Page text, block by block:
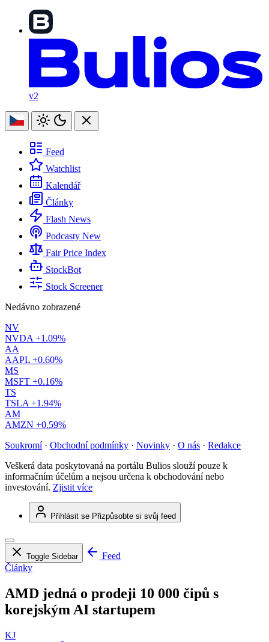
v2
Feed
Watchlist
Kalendář
Články
Flash News
Podcasty New
Fair Price Index
StockBot
Stock Screener
Nedávno zobrazené
NV
NVDA +1.09%
AA
AAPL +0.60%
MS
MSFT +0.16%
TS
TSLA +1.94%
AM
AMZN +0.59%
Soukromí · Obchodní podmínky · Novinky · O nás · Redakce
Veškerá data poskytovaná na portálu Bulios slouží pouze k
informačním účelům a nejsou určena k obchodování nebo
investování. Zjistit více
Přihlásit se Přizpůsobte si svůj feed
Toggle Sidebar
Feed
Články
AMD jedná o prodeji 10 000 čipů s
korejským AI startupem
KJ